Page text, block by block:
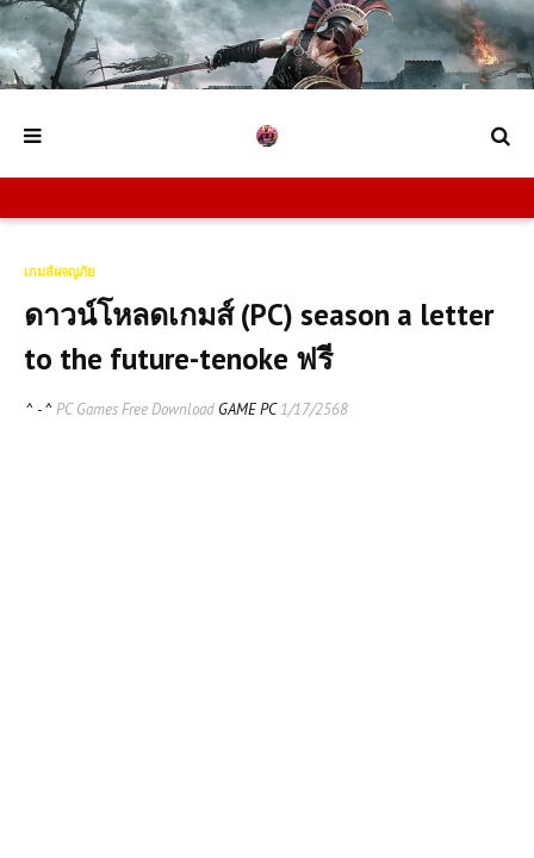
เกมส์ผจญภัย
ดาวน์โหลดเกมส์ (PC) season a letter
to the future-tenoke ฟรี
^ - ^ PC Games Free Download GAME PC1/17/2568